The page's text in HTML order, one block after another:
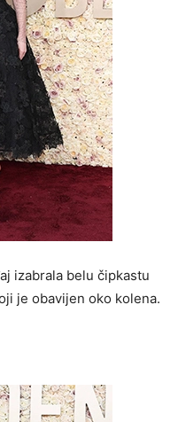
izabrala belu čipkastu
je obavijen oko kolena.